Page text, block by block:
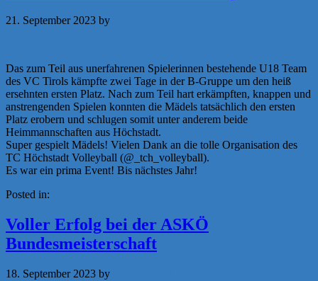
21. September 2023 by
Das zum Teil aus unerfahrenen Spielerinnen bestehende U18 Team
des VC Tirols kämpfte zwei Tage in der B-Gruppe um den heiß
ersehnten ersten Platz. Nach zum Teil hart erkämpften, knappen und
anstrengenden Spielen konnten die Mädels tatsächlich den ersten
Platz erobern und schlugen somit unter anderem beide
Heimmannschaften aus Höchstadt.
Super gespielt Mädels! Vielen Dank an die tolle Organisation des
TC Höchstadt Volleyball (@_tch_volleyball).
Es war ein prima Event! Bis nächstes Jahr!
Posted in:
Voller Erfolg bei der ASKÖ
Bundesmeisterschaft
18. September 2023 by